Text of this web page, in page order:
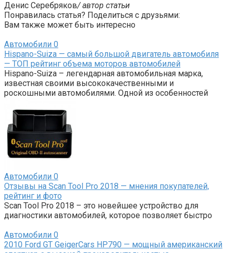
Денис Серебряков/ автор статьи
Понравилась статья? Поделиться с друзьями:
Вам также может быть интересно
Автомобили 0
Hispano-Suiza — самый большой двигатель автомобиля
— ТОП рейтинг объема моторов автомобилей
Hispano-Suiza – легендарная автомобильная марка,
известная своими высококачественными и
роскошными автомобилями. Одной из особенностей
Автомобили 0
Отзывы на Scan Tool Pro 2018 — мнения покупателей,
рейтинг и фото
Scan Tool Pro 2018 – это новейшее устройство для
диагностики автомобилей, которое позволяет быстро
Автомобили 0
2010 Ford GT GeigerCars HP790 — мощный американский